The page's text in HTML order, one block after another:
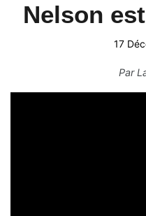
Nelson
17
Par